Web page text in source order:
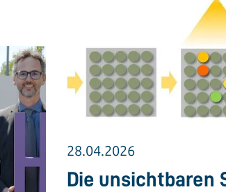
28.04.2026
Die unsichtbaren